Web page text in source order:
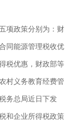
项政策分别为：财
同能源管理税收优
税优惠，财政部等
村义务教育经费管
务总局近日下发
和企业所得税政策